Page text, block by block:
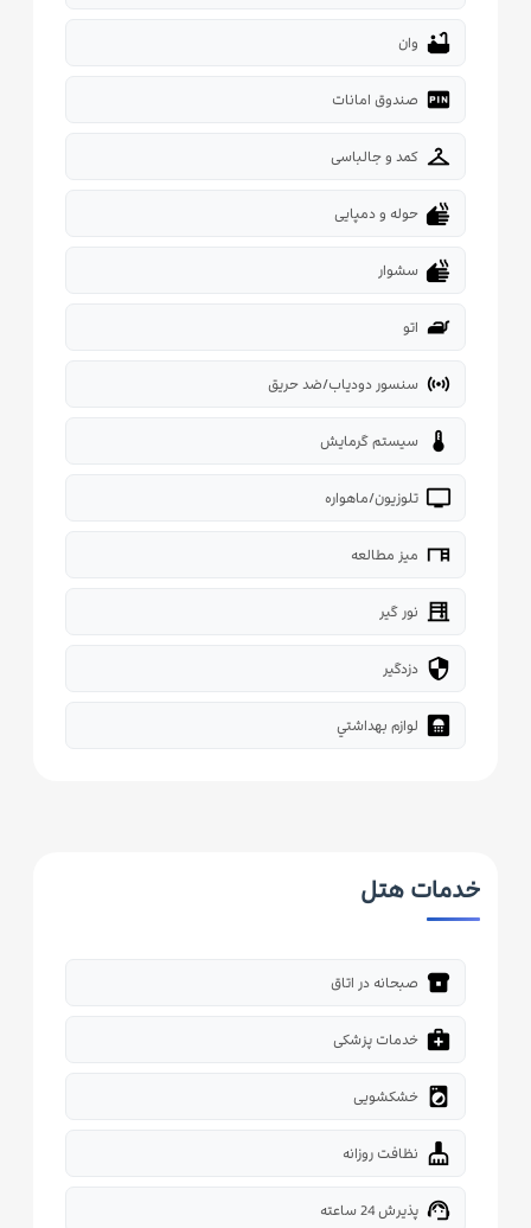
bathtub وان
fiber_pin صندوق امانات
checkroom کمد و جالباسی
dry حوله و دمپایی
dry سشوار
iron اتو
sensors سنسور دودیاب/ضد حریق
thermostat سیستم گرمایش
tv تلوزیون/ماهواره
desk میز مطالعه
blinds نور گیر
security دزدگیر
bathroom لوازم بهداشتي
خدمات هتل
breakfast_dining صبحانه در اتاق
medical_services خدمات پزشکی
local_laundry_service خشکشویی
cleaning_services نظافت روزانه
support_agent پذیرش 24 ساعته